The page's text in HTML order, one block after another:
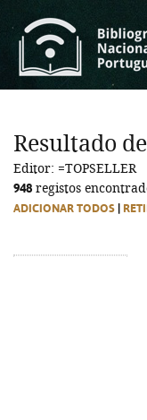
Resultado
Editor: =TOPSELLER
948 registos
ADICIONAR TODOS